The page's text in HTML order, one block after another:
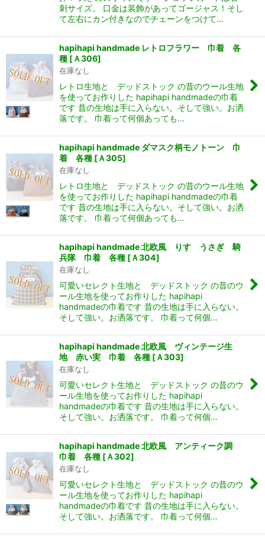
刺サイズ。 口金は装飾があってゴージャス！そし
て左右にカン付きなのでチェーンをつけて…
hapihapi handmade レトロフラワー 巾着 各
種 [Ａ306]
在庫なし
レトロ生地と デッドストック の昔のウール生地
を使ってお作りした hapihapi handmadeの巾着
です 昔の生地は手に入らない。そして強い。お洒
落です。 巾着って何個あっても…
hapihapi handmade ダマスク柄モノトーン 巾
着 各種 [Ａ305]
在庫なし
レトロ生地と デッドストック の昔のウール生地
を使ってお作りした hapihapi handmadeの巾着
です 昔の生地は手に入らない。そして強い。お洒
落です。 巾着って何個あっても…
hapihapi handmade 北欧風 りす うさぎ 騎
兵隊 巾着 各種 [Ａ304]
在庫なし
可愛いセレクト生地と デッドストック の昔のウ
ール生地を使ってお作りした hapihapi
handmadeの巾着です 昔の生地は手に入らない。
そして強い。お洒落です。 巾着って何個…
hapihapi handmade 北欧風 ヴィンテージ生
地 赤い実 巾着 各種 [Ａ303]
在庫なし
可愛いセレクト生地と デッドストック の昔のウ
ール生地を使ってお作りした hapihapi
handmadeの巾着です 昔の生地は手に入らない。
そして強い。お洒落です。 巾着って何個…
hapihapi handmade 北欧風 アンティーク調
巾着 各種 [Ａ302]
在庫なし
可愛いセレクト生地と デッドストック の昔のウ
ール生地を使ってお作りした hapihapi
handmadeの巾着です 昔の生地は手に入らない。
そして強い。お洒落です。 巾着って何個…
堂